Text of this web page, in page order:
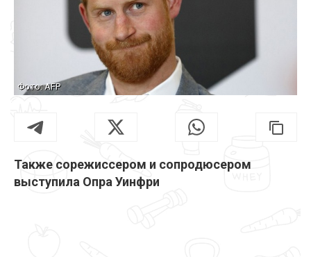
Фото: AFP
Также сорежиссером и сопродюсером
выступила Опра Уинфри